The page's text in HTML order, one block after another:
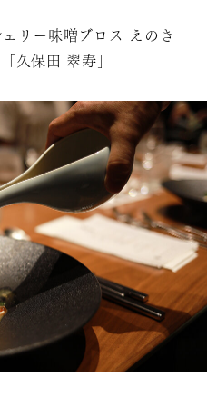
リー味噌ブロス えのき
久保田 翠寿」